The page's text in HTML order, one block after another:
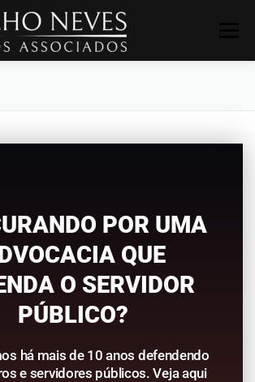
2
2 CONCURSOS-2
POR UMA
QUE
O SERVIDOR
PÚBLICO?
há mais de 10 anos defendendo
e servidores públicos. Veja aqui